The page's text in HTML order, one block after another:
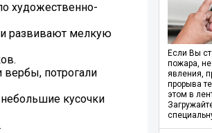
художественно-
и развивают мелкую
вербы, потрогали
кусочки
Если Вы
пожара,
явления,
прорыва
этом в